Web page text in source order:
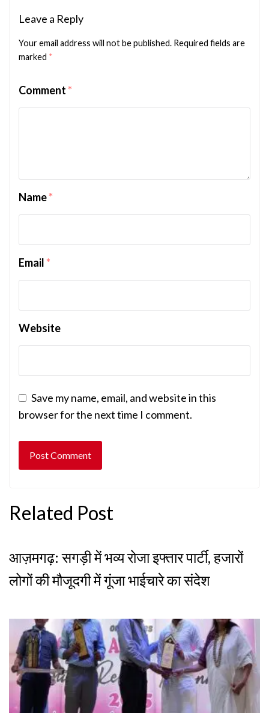
Leave a Reply
Your email address will not be published. Required fields are
marked *
Comment*
Name*
Email*
Website
Save my name, email, and website in this
browser for the next time I comment.
Related Post
आज़मगढ़: सगड़ी में भव्य रोजा इफ्तार पार्टी, हजारों
लोगों की मौजूदगी में गूंजा भाईचारे का संदेश